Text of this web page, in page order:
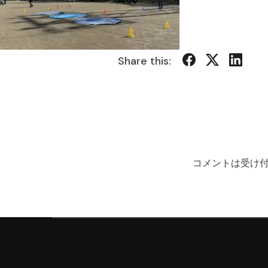
Share this:
コメントは受け